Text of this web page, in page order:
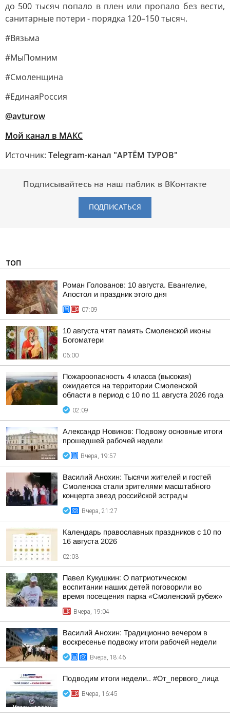
до 500 тысяч попало в плен или пропало без вести,
санитарные потери - порядка 120–150 тысяч.
#Вязьма
#МыПомним
#Смоленщина
#ЕдинаяРоссия
@avturow
Мой канал в МАКС
Источник: Telegram-канал "АРТЁМ ТУРОВ"
Подписывайтесь на наш паблик в ВКонтакте
ПОДПИСАТЬСЯ
ТОП
Роман Голованов: 10 августа. Евангелие,
Апостол и праздник этого дня
07:09
10 августа чтят память Смоленской иконы
Богоматери
06:00
Пожароопасность 4 класса (высокая)
ожидается на территории Смоленской
области в период с 10 по 11 августа 2026 года
02:09
Александр Новиков: Подвожу основные итоги
прошедшей рабочей недели
Вчера, 19:57
Василий Анохин: Тысячи жителей и гостей
Смоленска стали зрителями масштабного
концерта звезд российской эстрады
Вчера, 21:27
Календарь православных праздников с 10 по
16 августа 2026
02:03
Павел Кукушкин: О патриотическом
воспитании наших детей поговорили во
время посещения парка «Смоленский рубеж»
Вчера, 19:04
Василий Анохин: Традиционно вечером в
воскресенье подвожу итоги рабочей недели
Вчера, 18:46
Подводим итоги недели.. #От_первого_лица
Вчера, 16:45